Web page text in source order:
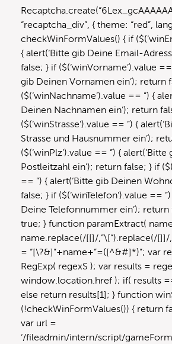
“recaptcha_div”, { theme: “red”,
checkWinFormValues() { if
{ alert(‘Bitte gib Deine Email-
false; } if ($(‘winVorname’).value ==
gib Deinen Vornamen ein’); return
($(‘winNachname’).value == ”) {
Deinen Nachnamen ein’); return
($(‘winStrasse’).value == ”) {
Strasse und Hausnummer ein’);
($(‘winPlz’).value == ”) { alert(‘Bitte
Postleitzahl ein’); return false; } if
== ”) { alert(‘Bitte gib Deinen
false; } if ($(‘winTelefon’).value ==
Deine Telefonnummer ein’);
true; } function paramExtract(
name.replace(/[[]/,”\[“).replace(/[]]/
= “[\?&]”+name+”=([^&#]*)”; var
RegExp( regexS ); var results =
window.location.href ); if( results
else return results[1]; } function
(!checkWinFormValues()) { return
var url =
‘/fileadmin/intern/script/